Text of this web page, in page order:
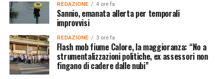
REDAZIONE 4 ore fa
Sannio, emanata allerta per temporali
improvvisi
REDAZIONE 3 ore fa
Flash mob fiume Calore, la maggioranza: “No a
strumentalizzazioni politiche, ex assessori non
fingano di cadere dalle nubi”